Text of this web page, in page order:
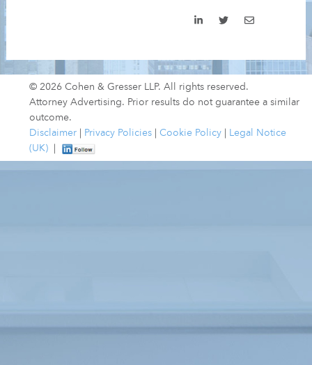
© 2026 Cohen & Gresser LLP. All rights reserved.
Attorney Advertising. Prior results do not guarantee a similar
outcome.
Disclaimer
Privacy Policies Cookie Policy
Legal Notice
(UK)